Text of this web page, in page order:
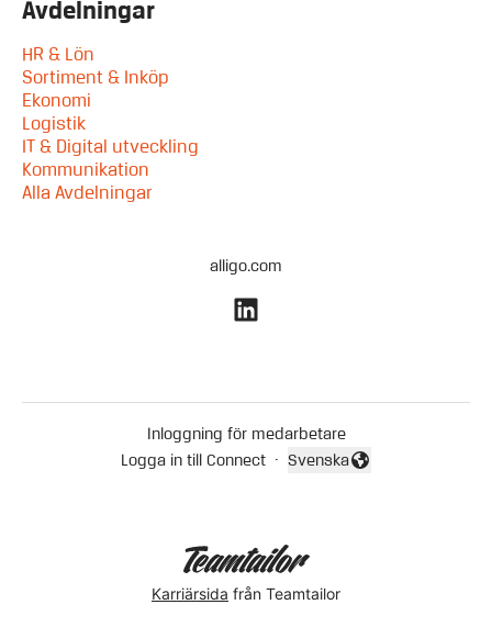
Avdelningar
HR & Lön
Sortiment & Inköp
Ekonomi
Logistik
IT & Digital utveckling
Kommunikation
Alla Avdelningar
alligo.com
Inloggning för medarbetare
Logga in till Connect ·
Byt språk
Svenska
Karriärsida från Teamtailor